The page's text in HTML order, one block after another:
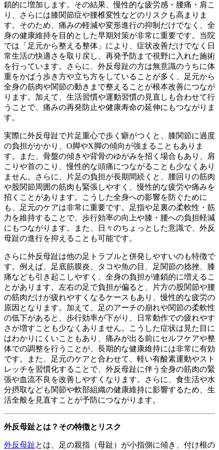
鎖的に増加します。その結果、慢性的な疲労感・腰痛・肩こ
り、さらには膝関節症や腰椎変性などのリスクも高まりま
す。そのため、痛みの軽減や変形進行の抑制だけでなく、全
身の健康維持を目的とした早期対策が非常に重要です。当院
では「足元から整える整体」により、症状改善だけでなく日
常生活の快適さを取り戻し、再発予防まで視野に入れた施術
を行っています。さらに、外反母趾の方は無意識のうちに体
重をかばう歩き方や立ち方をしていることが多く、足元から
全身の筋肉や関節の動きまで整えることが根本改善につなが
ります。加えて、生活習慣や運動習慣の見直しも合わせて行
うことで、痛みの再発防止や健康寿命の延伸にもつながりま
す。
実際に外反母趾で片足重心で歩く癖がつくと、膝関節に過度
の負担がかかり、O脚やX脚の傾向が強まることもありま
す。また、骨盤の傾きや背骨のゆがみを招く場合もあり、肩
こりや首のこり、慢性的な頭痛につながることも少なくあり
ません。さらに、片足の負担が長期間続くと、腰回りの筋肉
や股関節周囲の筋肉も緊張しやすく、慢性的な疲労や痛みを
招くことがあります。こうした全身への影響を防ぐために
も、足元のケアは非常に重要です。足指や足裏の柔軟性・筋
力を維持することで、歩行効率の向上や膝・腰への負担軽減
にもつながります。また、日々のちょっとした意識で、外反
母趾の進行を抑えることも可能です。
さらに外反母趾は他の足トラブルと併発しやすいのも特徴で
す。例えば、足底筋膜炎、タコや魚の目、足関節の捻挫、膝
痛なども引き起こしやすく、全身の負担が連鎖的に増えるこ
とがあります。左右の足で負担が偏ると、片方の股関節や腰
の筋肉だけが疲れやすくなるケースもあり、慢性的な疲労の
原因となります。加えて、足のアーチの崩れや関節の柔軟性
の低下があると、歩行効率が下がり、日常動作での疲れやす
さが増すことも少なくありません。こうした症状は見た目に
はわかりにくいこともあり、痛みが出る前にセルフケアや整
体での調整を行うことが、長期的な健康維持には非常に有効
です。また、足元のケアと合わせて、軽い有酸素運動やスト
レッチを習慣化することで、外反母趾に伴う全身の筋肉の緊
張や血流不良を改善しやすくなります。さらに、食生活や水
分摂取なども関節や軟部組織の健康維持に影響するため、生
活全般を見直すことが予防につながります。
外反母趾とは？その特徴とリスク
外反母趾とは、足の親指（母趾）が小指側に傾き、付け根の